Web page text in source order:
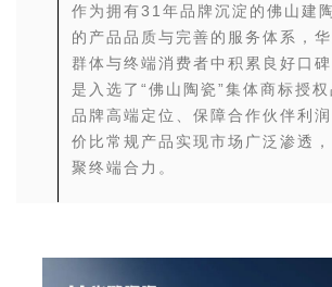
作为拥有31年品牌沉淀的佛山建
的产品品质与完善的服务体系，
群体与终端消费者中积累良好口
是入选了“佛山陶瓷”集体商标授权
品牌高端定位、保障合作伙伴利
价比常规产品实现市场广泛渗透
聚终端合力。